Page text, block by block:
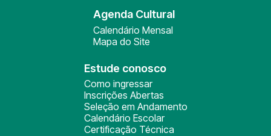
Agenda Cultural
Calendário Mensal
Mapa do Site
Estude conosco
Como ingressar
Inscrições Abertas
Seleção em Andamento
Calendário Escolar
Certificação Técnica